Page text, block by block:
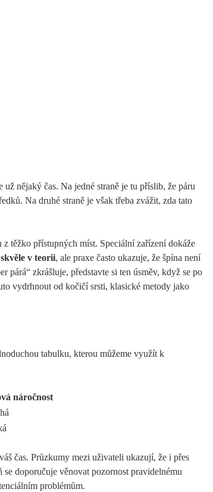
už nějaký čas. Na jedné straně je tu příslib, že páru
Na druhé straně je však třeba zvážit, zda tato
těžko přístupných míst. Speciální zařízení dokáže
v teorii, ale praxe často ukazuje, že špína není
párá“ zkrášluje, představte si ten úsměv, když se po
vydrhnout od kočičí srsti, klasické metody jako
tabulku, kterou můžeme využít k
náročnost
čas. Průzkumy mezi uživateli ukazují, že i přes
doporučuje věnovat pozornost pravidelnému
problémům.